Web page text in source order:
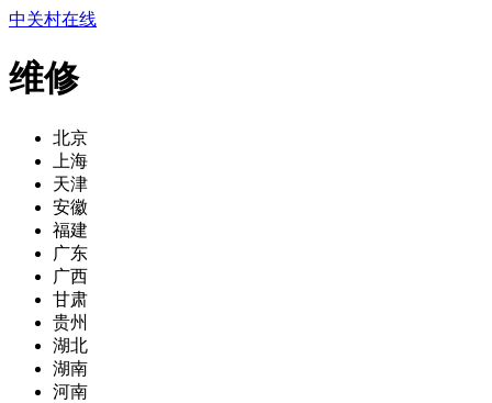
中关村在线
维修
北京
上海
天津
安徽
福建
广东
广西
甘肃
贵州
湖北
湖南
河南